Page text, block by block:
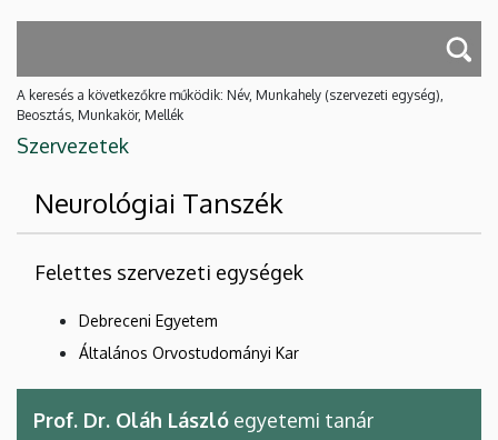
A keresés a következőkre működik: Név, Munkahely (szervezeti egység),
Beosztás, Munkakör, Mellék
Szervezetek
Neurológiai Tanszék
Felettes szervezeti egységek
Debreceni Egyetem
Általános Orvostudományi Kar
Prof. Dr. Oláh László egyetemi tanár